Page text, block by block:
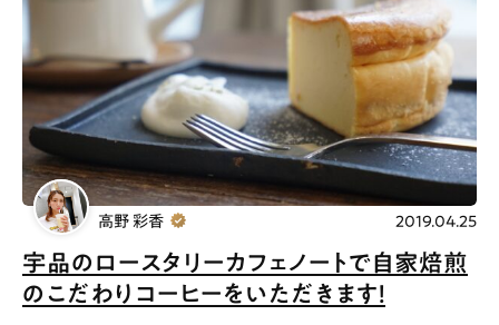
宇品のロースタリーカフェノートで自家焙煎
のこだわりコーヒーをいただきます！
高野 彩香 2019.04.25